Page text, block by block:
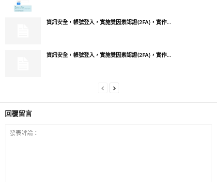
資訊安全，帳號登入，實施雙因素認證(2FA)，實作...
資訊安全，帳號登入，實施雙因素認證(2FA)，實作...
回覆留言